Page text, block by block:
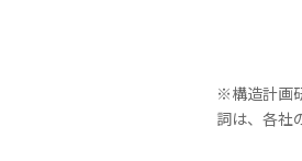
※構造計画
詞は、各社
無人・省人運